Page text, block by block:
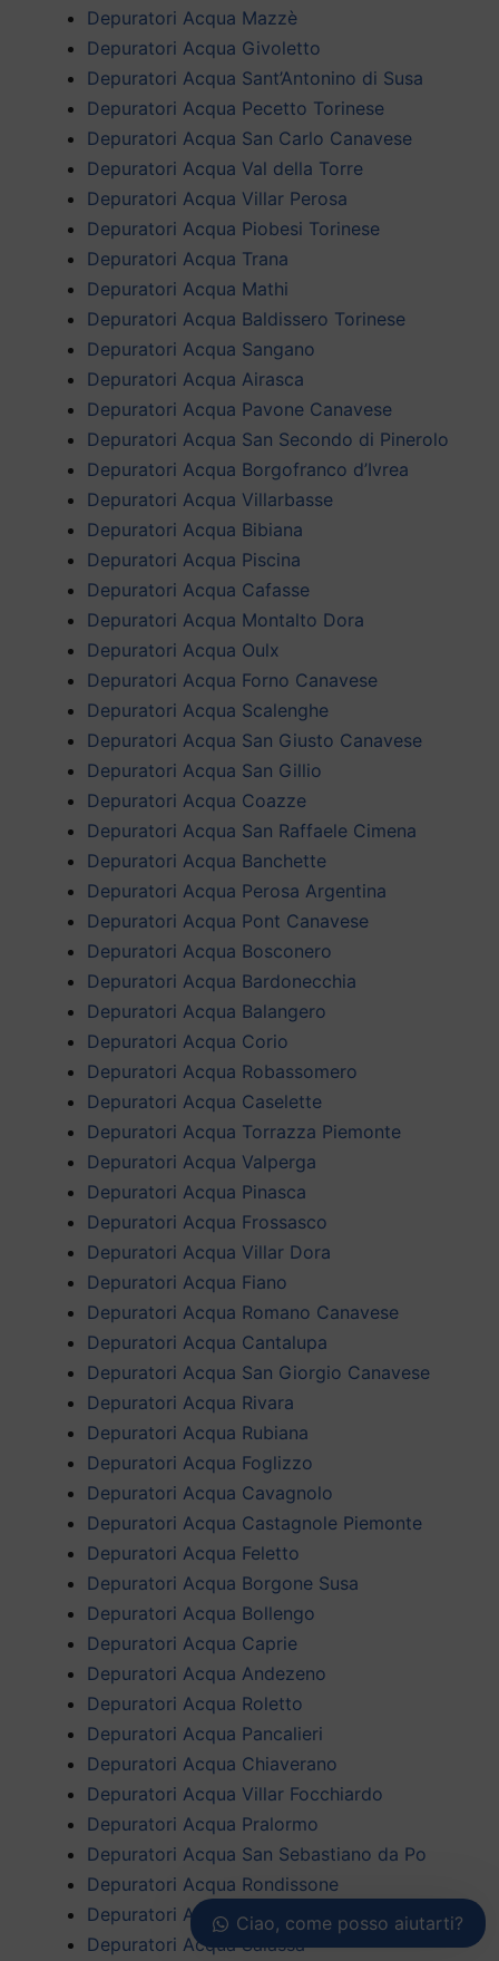
Depuratori Acqua Mazzè
Depuratori Acqua Givoletto
Depuratori Acqua Sant’Antonino di Susa
Depuratori Acqua Pecetto Torinese
Depuratori Acqua San Carlo Canavese
Depuratori Acqua Val della Torre
Depuratori Acqua Villar Perosa
Depuratori Acqua Piobesi Torinese
Depuratori Acqua Trana
Depuratori Acqua Mathi
Depuratori Acqua Baldissero Torinese
Depuratori Acqua Sangano
Depuratori Acqua Airasca
Depuratori Acqua Pavone Canavese
Depuratori Acqua San Secondo di Pinerolo
Depuratori Acqua Borgofranco d’Ivrea
Depuratori Acqua Villarbasse
Depuratori Acqua Bibiana
Depuratori Acqua Piscina
Depuratori Acqua Cafasse
Depuratori Acqua Montalto Dora
Depuratori Acqua Oulx
Depuratori Acqua Forno Canavese
Depuratori Acqua Scalenghe
Depuratori Acqua San Giusto Canavese
Depuratori Acqua San Gillio
Depuratori Acqua Coazze
Depuratori Acqua San Raffaele Cimena
Depuratori Acqua Banchette
Depuratori Acqua Perosa Argentina
Depuratori Acqua Pont Canavese
Depuratori Acqua Bosconero
Depuratori Acqua Bardonecchia
Depuratori Acqua Balangero
Depuratori Acqua Corio
Depuratori Acqua Robassomero
Depuratori Acqua Caselette
Depuratori Acqua Torrazza Piemonte
Depuratori Acqua Valperga
Depuratori Acqua Pinasca
Depuratori Acqua Frossasco
Depuratori Acqua Villar Dora
Depuratori Acqua Fiano
Depuratori Acqua Romano Canavese
Depuratori Acqua Cantalupa
Depuratori Acqua San Giorgio Canavese
Depuratori Acqua Rivara
Depuratori Acqua Rubiana
Depuratori Acqua Foglizzo
Depuratori Acqua Cavagnolo
Depuratori Acqua Castagnole Piemonte
Depuratori Acqua Feletto
Depuratori Acqua Borgone Susa
Depuratori Acqua Bollengo
Depuratori Acqua Caprie
Depuratori Acqua Andezeno
Depuratori Acqua Roletto
Depuratori Acqua Pancalieri
Depuratori Acqua Chiaverano
Depuratori Acqua Villar Focchiardo
Depuratori Acqua Pralormo
Depuratori Acqua San Sebastiano da Po
Depuratori Acqua Rondissone
Depuratori Acqua Casalborgone
Depuratori Acqua Salassa
Ciao, come posso aiutarti?